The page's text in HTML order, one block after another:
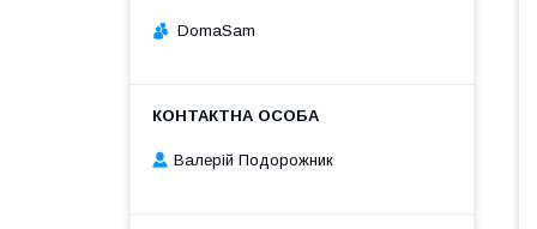
DomaSam
Валерій Подорожник